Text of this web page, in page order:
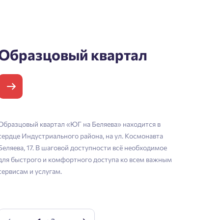
квартал
квартал «ЮГ на Беляева» находится в
Индустриального района, на ул. Космонавта
17. В шаговой доступности всё необходимое
быстрого и комфортного доступа ко всем важным
и услугам.